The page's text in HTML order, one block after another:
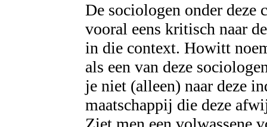
De sociologen onder deze
vooral eens kritisch naar
in die context. Howitt
als een van deze
je niet (alleen) naar deze
maatschappij die deze